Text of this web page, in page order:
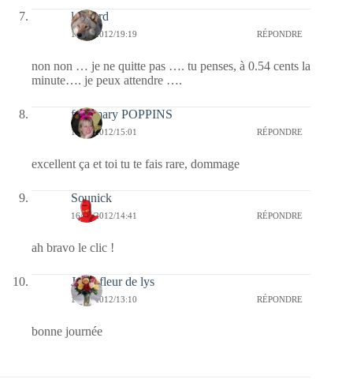
louvard
16/05/2012/19:19 RÉPONDRE
non non … je ne quitte pas …. tu penses, à 0.54 cents la
minute…. je peux attendre ….
fabymary POPPINS
16/05/2012/15:01 RÉPONDRE
excellent ça et toi tu te fais rare, dommage
Sounick
16/05/2012/14:41 RÉPONDRE
ah bravo le clic !
Jaffy-fleur de lys
16/05/2012/13:10 RÉPONDRE
bonne journée